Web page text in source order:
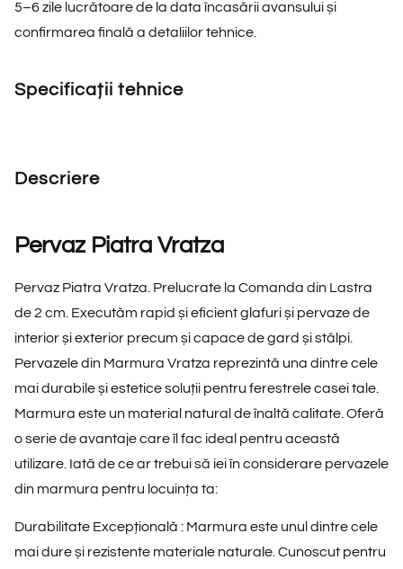
5–6 zile lucrătoare de la data încasării avansului și
confirmarea finală a detaliilor tehnice.
Specificații tehnice
Descriere
Pervaz Piatra Vratza
Pervaz Piatra Vratza. Prelucrate la Comanda din Lastra
de 2 cm. Executăm rapid și eficient glafuri și pervaze de
interior și exterior precum și capace de gard și stâlpi.
Pervazele din Marmura Vratza reprezintă una dintre cele
mai durabile și estetice soluții pentru ferestrele casei tale.
Marmura este un material natural de înaltă calitate. Oferă
o serie de avantaje care îl fac ideal pentru această
utilizare. Iată de ce ar trebui să iei în considerare pervazele
din marmura pentru locuința ta:
Durabilitate Excepțională : Marmura este unul dintre cele
mai dure și rezistente materiale naturale. Cunoscut pentru